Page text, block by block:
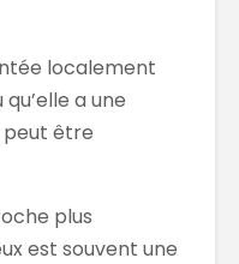
localement
a une
peut être
plus
est souvent une